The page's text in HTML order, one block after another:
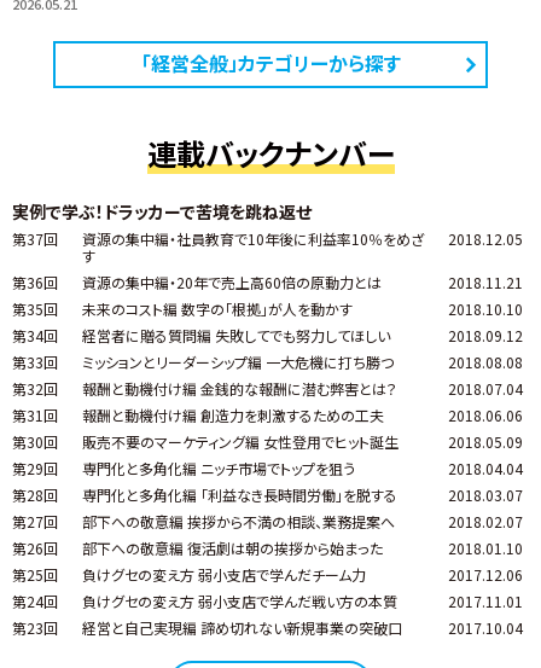
「経営全般」カテゴリーから探す
連載バックナンバー
実例で学ぶ！ドラッカーで苦境を跳ね返せ
第37回
資源の集中編・社員教育で10年後に利益率10％をめざ
す
2018.12.05
第36回 資源の集中編・20年で売上高60倍の原動力とは
2018.11.21
第35回
未来のコスト編 数字の「根拠」が人を動かす
2018.10.10
第34回
経営者に贈る質問編 失敗してでも努力してほしい
2018.09.12
第33回
ミッションとリーダーシップ編 一大危機に打ち勝つ
2018.08.08
第32回
報酬と動機付け編 金銭的な報酬に潜む弊害とは？
2018.07.04
第31回
報酬と動機付け編 創造力を刺激するための工夫
2018.06.06
第30回
販売不要のマーケティング編 女性登用でヒット誕生
2018.05.09
第29回
専門化と多角化編 ニッチ市場でトップを狙う
2018.04.04
第28回
専門化と多角化編 「利益なき長時間労働」を脱する
2018.03.07
第27回
部下への敬意編 挨拶から不満の相談、業務提案へ
2018.02.07
第26回
部下への敬意編 復活劇は朝の挨拶から始まった
2018.01.10
第25回
負けグセの変え方 弱小支店で学んだチーム力
2017.12.06
第24回
負けグセの変え方 弱小支店で学んだ戦い方の本質
2017.11.01
第23回
経営と自己実現編 諦め切れない新規事業の突破口 2017.10.04